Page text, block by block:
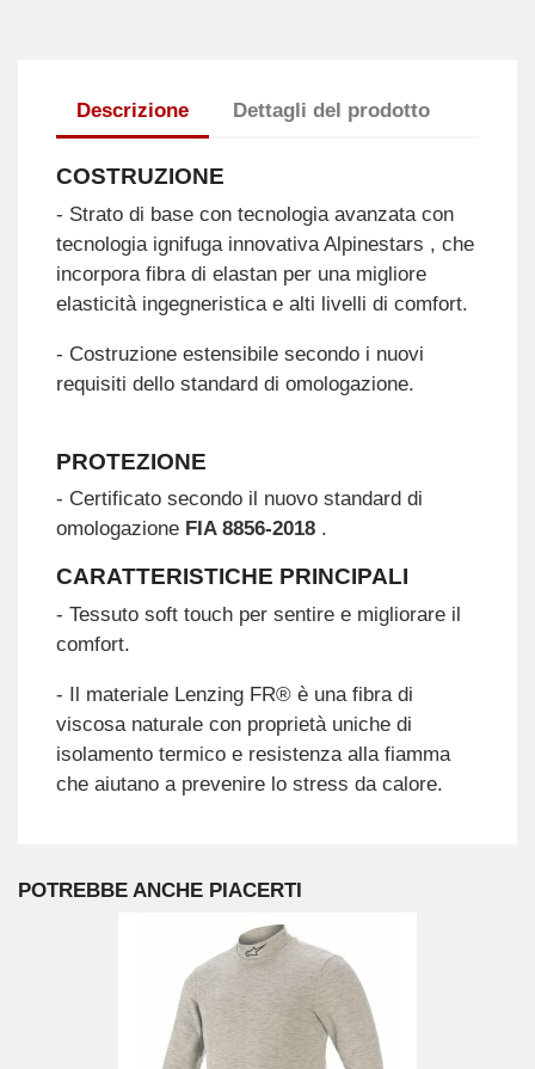
Descrizione Dettagli del prodotto
COSTRUZIONE
- Strato di base con tecnologia avanzata con
tecnologia ignifuga innovativa Alpinestars , che
incorpora fibra di elastan per una migliore
elasticità ingegneristica e alti livelli di comfort.
- Costruzione estensibile secondo i nuovi
requisiti dello standard di omologazione.
PROTEZIONE
- Certificato secondo il nuovo standard di
omologazione FIA 8856-2018.
CARATTERISTICHE PRINCIPALI
- Tessuto soft touch per sentire e migliorare il
comfort.
- Il materiale Lenzing FR® è una fibra di
viscosa naturale con proprietà uniche di
isolamento termico e resistenza alla fiamma
che aiutano a prevenire lo stress da calore.
POTREBBE ANCHE PIACERTI